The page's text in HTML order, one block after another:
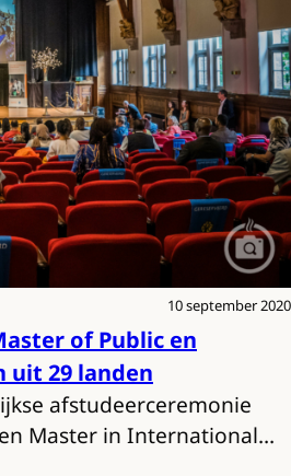
10 september 2020
of Public en
29 landen
afstudeerceremonie
Master in International…